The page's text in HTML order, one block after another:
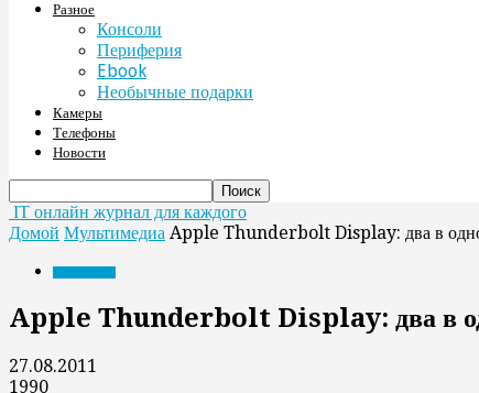
Разное
Консоли
Периферия
Ebook
Необычные подарки
Камеры
Телефоны
Новости
IT онлайн журнал для каждого
Домой Мультимедиа Apple Thunderbolt Display: два в
Apple Thunderbolt Display: два в
27.08.2011
1990